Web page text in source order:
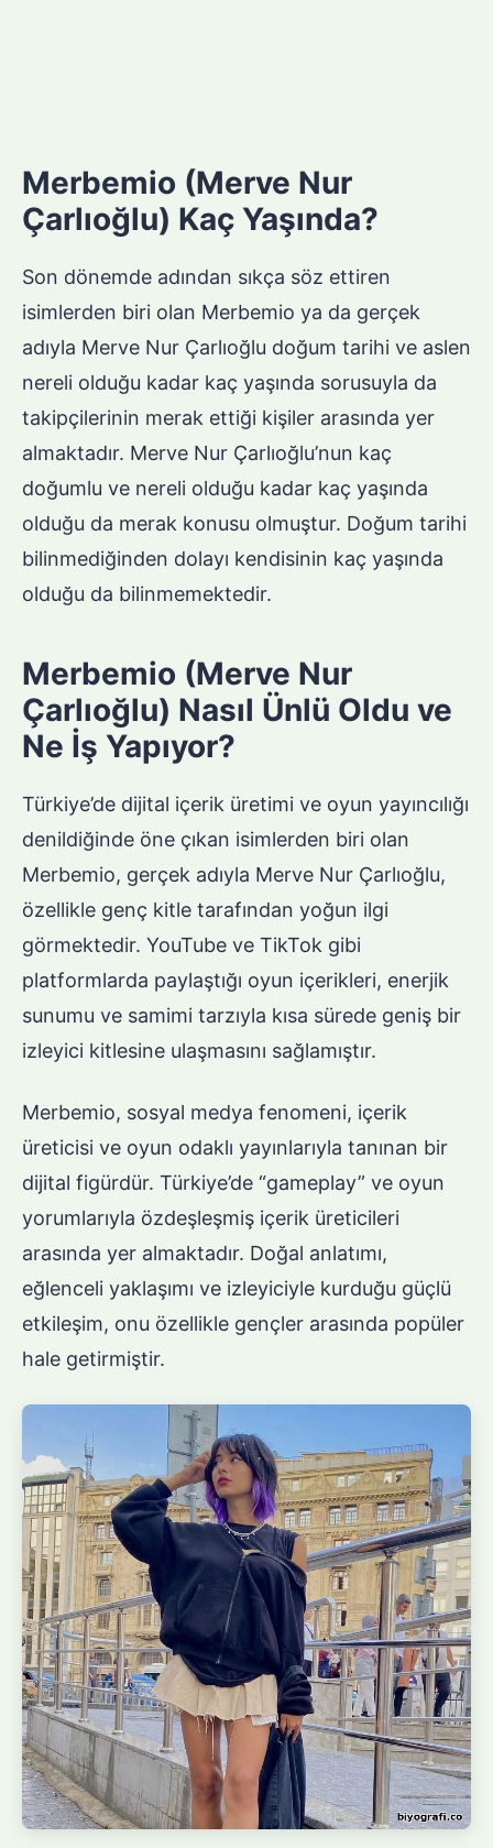
Merbemio (Merve Nur
Çarlıoğlu) Kaç Yaşında?
Son dönemde adından sıkça söz ettiren
isimlerden biri olan Merbemio ya da gerçek
adıyla Merve Nur Çarlıoğlu doğum tarihi ve aslen
nereli olduğu kadar kaç yaşında sorusuyla da
takipçilerinin merak ettiği kişiler arasında yer
almaktadır. Merve Nur Çarlıoğlu’nun kaç
doğumlu ve nereli olduğu kadar kaç yaşında
olduğu da merak konusu olmuştur. Doğum tarihi
bilinmediğinden dolayı kendisinin kaç yaşında
olduğu da bilinmemektedir.
Merbemio (Merve Nur
Çarlıoğlu) Nasıl Ünlü Oldu ve
Ne İş Yapıyor?
Türkiye’de dijital içerik üretimi ve oyun yayıncılığı
denildiğinde öne çıkan isimlerden biri olan
Merbemio, gerçek adıyla Merve Nur Çarlıoğlu,
özellikle genç kitle tarafından yoğun ilgi
görmektedir. YouTube ve TikTok gibi
platformlarda paylaştığı oyun içerikleri, enerjik
sunumu ve samimi tarzıyla kısa sürede geniş bir
izleyici kitlesine ulaşmasını sağlamıştır.
Merbemio, sosyal medya fenomeni, içerik
üreticisi ve oyun odaklı yayınlarıyla tanınan bir
dijital figürdür. Türkiye’de “gameplay” ve oyun
yorumlarıyla özdeşleşmiş içerik üreticileri
arasında yer almaktadır. Doğal anlatımı,
eğlenceli yaklaşımı ve izleyiciyle kurduğu güçlü
etkileşim, onu özellikle gençler arasında popüler
hale getirmiştir.